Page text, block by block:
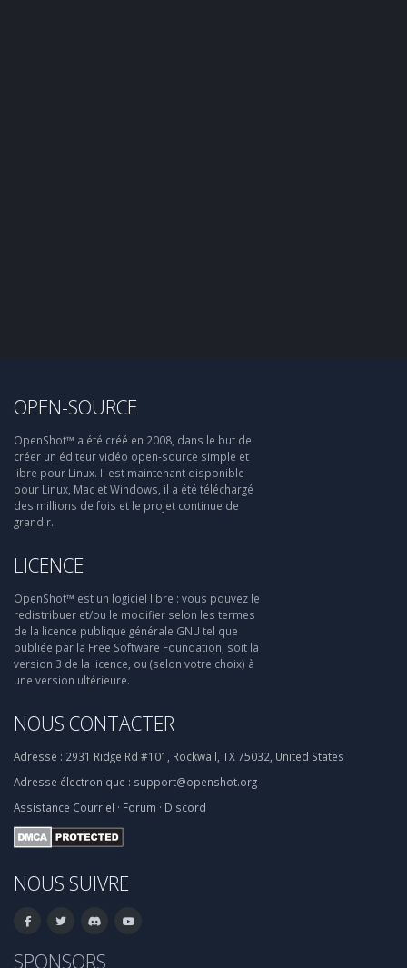
OPEN-SOURCE
OpenShot™ a été créé en 2008, dans le but de
créer un éditeur vidéo open-source simple et
libre pour Linux. Il est maintenant disponible
pour Linux, Mac et Windows, il a été téléchargé
des millions de fois et le projet continue de
grandir.
LICENCE
OpenShot™ est un logiciel libre : vous pouvez le
redistribuer et/ou le modifier selon les termes
de la licence publique générale GNU tel que
publiée par la Free Software Foundation, soit la
version 3 de la licence, ou (selon votre choix) à
une version ultérieure.
NOUS CONTACTER
Adresse : 2931 Ridge Rd #101, Rockwall, TX 75032, United States
Adresse électronique : support@openshot.org
Assistance Courriel · Forum · Discord
NOUS SUIVRE
SPONSORS